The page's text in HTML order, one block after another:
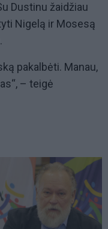
Dustinu žaidžiau
Nigelą ir Mosesą
pakalbėti. Manau,
– teigė